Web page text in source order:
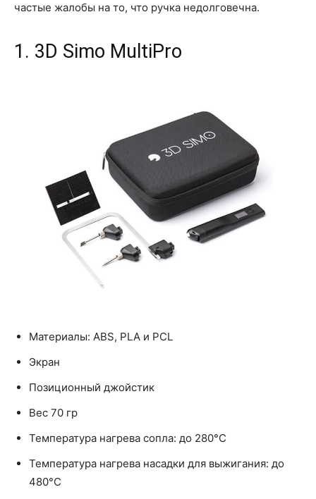
частые жалобы на то, что ручка недолговечна.
1. 3D Simo MultiPro
Материалы: ABS, PLA и PCL
Экран
Позиционный джойстик
Вес 70 гр
Температура нагрева сопла: до 280°С
Температура нагрева насадки для выжигания: до
480°С